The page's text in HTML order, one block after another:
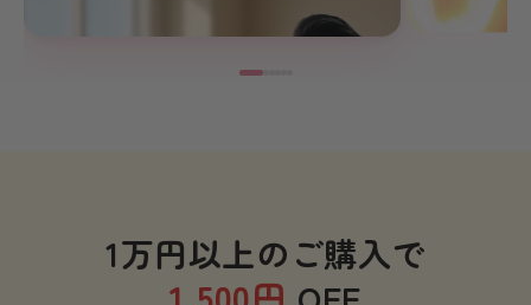
1万円以上のご購入で